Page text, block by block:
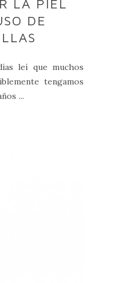
LA PIEL
DE
leí que muchos
tengamos
...